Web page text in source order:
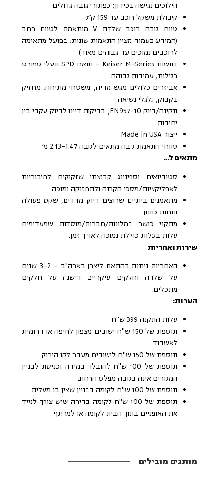
הילוכים נגישה בכידון; כפתורי גובה גדולים
קיבולת משקל רוכב עד 159 ק״ג
טווח גובה רוכב שלדת V מותאמת לטווח רחב
(המידע בעמוד מציין התאמות שונות; בפועל מתאימה
לרוכבים נמוכים עד גבוהים מאוד)
דוושות Keiser M-Series – תואם SPD ונעלי ספורט
רגילות; עמידות גבוהה
אביזרים כלולים מגש מדיה, משטחי מתיחה, מחזיק
בקבוק, גלגלי נשיאה
תקינה/דיוק EN957-10; בדיקות דיינו לדיוק עקבי בין
יחידות
ייצור Made in USA
טווחי התאמת גובה מתאים לגובה 1.47–2.13 מ׳
מתאים ל…
סטודיואים וספינינג קבוצתי שזקוקים לחיבוריות
לאפליקציות/מסכי הקרנה ולתחזוקה נמוכה.
מתאמנים ביתיים שרוצים דיוק מדדים, שקט פעולה
ונוחות כוונון.
מתקני כושר במלונות/חברות/מוסדות שמעדיפים
עלות בעלות כוללת נמוכה לאורך זמן.
שירות ואחריות
האחריות ניתנת בהתאם ליצרן בארה"ב – 2–3 שנים
על שלדה וחלקים עיקריים ו־שנה על חלקים
מתכלים.
הערות:
עלות התקנה 399 ש"ח
תוספת של 150 ש"ח ישובים מצפון לחיפה או דרומית
לאשדוד
תוספת של 150 ש"ח לישובים מעבר לקו הירוק
תוספת של 100 ש"ח להובלה במידה וכניסת לבניין
המגורים אינה בגובה מפלס הרחוב
תוספת של 100 ש"ח לקומה בבניין שאין בו מעלית
תוספת של 100 ש"ח לקומה בדירה שיש צורך לנייד
את האופניים בתוך הבית לקומה או למרתף
מותגים מובילים